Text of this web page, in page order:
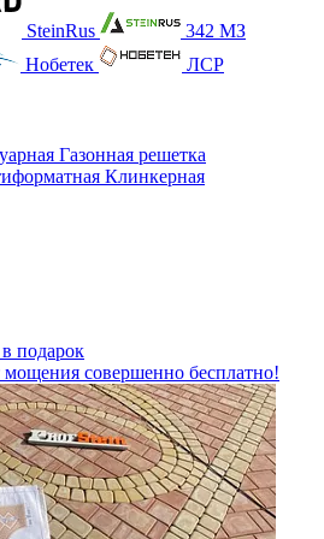
SteinRus
342 МЗ
Нобетек ЛСР
Газонная решетка
Клинкерная
подарок
совершенно бесплатно!